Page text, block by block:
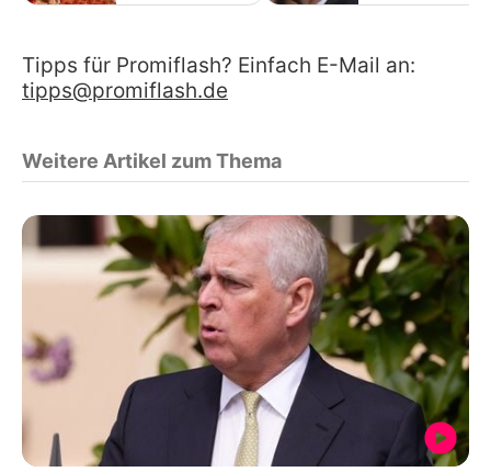
Tipps für Promiflash? Einfach E-Mail an:
tipps@promiflash.de
Weitere Artikel zum Thema